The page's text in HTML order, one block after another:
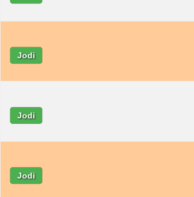
Jodi
Jodi
Jodi